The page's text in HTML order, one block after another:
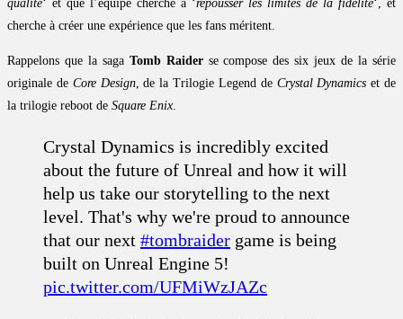
qualité‘ et que l’équipe cherche à ‘repousser les limites de la fidélité‘, et
cherche à créer une expérience que les fans méritent.
Rappelons que la saga Tomb Raiderse compose des six jeux de la série
originale de Core Design, de la Trilogie Legend de Crystal Dynamics et de
la trilogie reboot de Square Enix.
Crystal Dynamics is incredibly excited
about the future of Unreal and how it will
help us take our storytelling to the next
level. That's why we're proud to announce
that our next #tombraider game is being
built on Unreal Engine 5!
pic.twitter.com/UFMiWzJAZc